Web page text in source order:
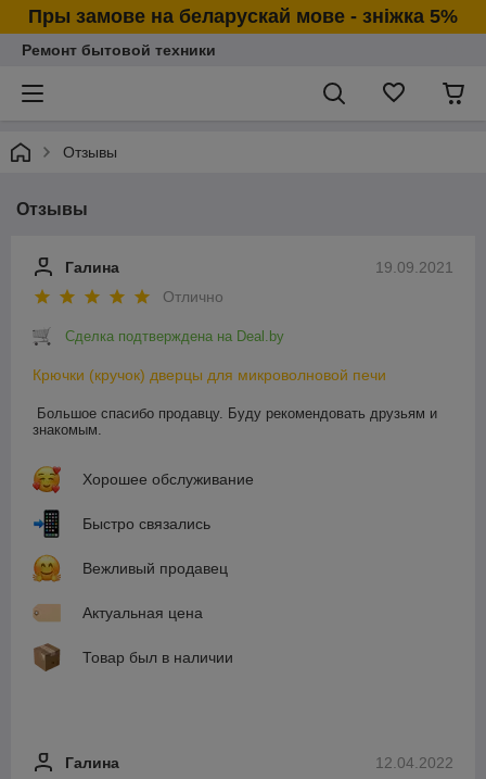
Пры замове на беларускай мове - зніжка 5%
Ремонт бытовой техники
Отзывы
Отзывы
19.09.2021
Галина
Отлично
Сделка подтверждена на Deal.by
Крючки (кручок) дверцы для микроволновой печи
Большое спасибо продавцу. Буду рекомендовать друзьям и
знакомым.
Хорошее обслуживание
Быстро связались
Вежливый продавец
Актуальная цена
Товар был в наличии
12.04.2022
Галина